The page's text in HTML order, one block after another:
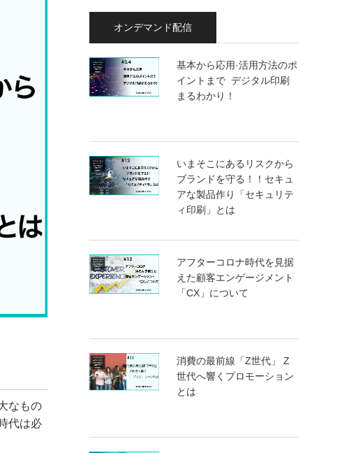
なもの
代は必
オンデマンド配信
基本から応用·活用方法のポ
イントまで デジタル印刷
まるわかり！
いまそこにあるリスクから
ブランドを守る！！セキュ
アな製品作り「セキュリテ
ィ印刷」とは
アフターコロナ時代を見据
えた顧客エンゲージメント
「CX」について
消費の最前線「Z世代」 Z
世代へ響くプロモーション
とは